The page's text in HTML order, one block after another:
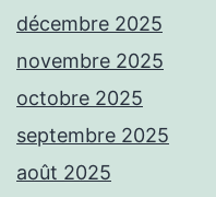
décembre 2025
novembre 2025
octobre 2025
septembre 2025
août 2025